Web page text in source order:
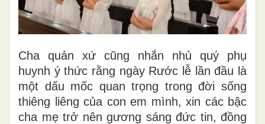
Cha quản xứ cũng nhắn nhủ quý phụ
huynh ý thức rằng ngày Rước lễ lần đầu là
một dấu mốc quan trọng trong đời sống
thiêng liêng của con em mình, xin các bậc
cha mẹ trở nên gương sáng đức tin, đồng